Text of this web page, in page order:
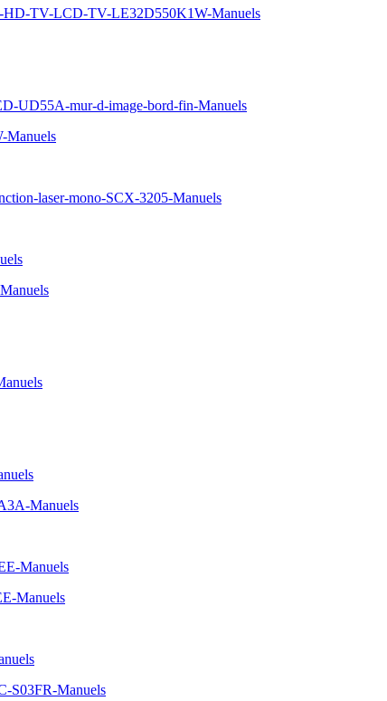
TV-LCD-TV-LE32D550K1W-Manuels
UD55A-mur-d-image-bord-fin-Manuels
Manuels
laser-mono-SCX-3205-Manuels
Manuels
Manuels
Manuels
S03FR-Manuels